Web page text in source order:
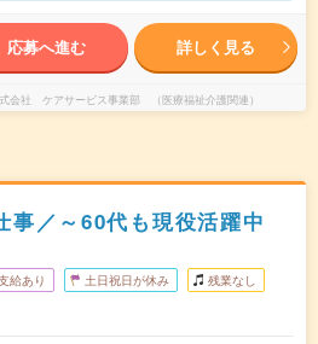
応募へ進む 詳しく見る
会社 ケアサービス事業部 （医療福祉介護関連）
事／～60代も現役活躍中
給あり 土日祝日が休み 残業なし